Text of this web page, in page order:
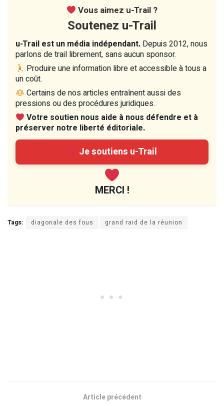
Vous aimez u-Trail ?
Soutenez u-Trail
u-Trail est un média indépendant. Depuis 2012, nous
parlons de trail librement, sans aucun sponsor.
Produire une information libre et accessible à tous a
un coût.
Certains de nos articles entraînent aussi des
pressions ou des procédures juridiques.
Votre soutien nous aide à nous défendre et à
préserver notre liberté éditoriale.
Je soutiens u-Trail
MERCI !
Tags: diagonale des fous grand raid de la réunion
Article précédent